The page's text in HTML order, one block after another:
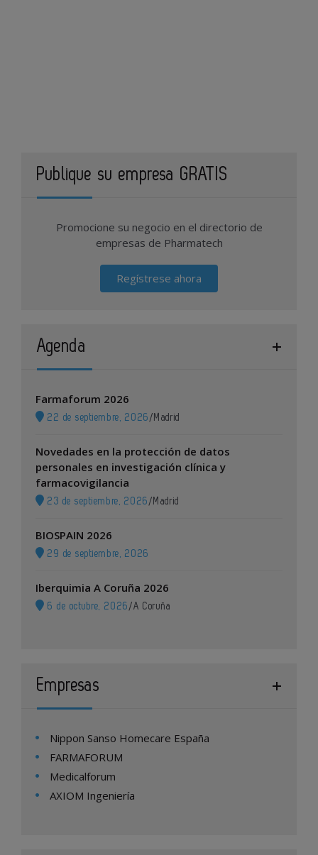
Publique su empresa GRATIS
Promocione su negocio en el directorio de
empresas de Pharmatech
Regístrese ahora
Agenda
Farmaforum 2026
22 de septiembre, 2026 / Madrid
Novedades en la protección de datos
personales en investigación clínica y
farmacovigilancia
23 de septiembre, 2026 / Madrid
BIOSPAIN 2026
29 de septiembre, 2026
Iberquimia A Coruña 2026
6 de octubre, 2026 /A Coruña
Empresas
Nippon Sanso Homecare España
FARMAFORUM
Medicalforum
AXIOM Ingeniería